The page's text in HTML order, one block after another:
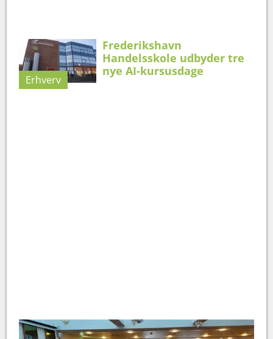
Erhverv
Frederikshavn
Handelsskole udbyder tre
nye AI-kursusdage